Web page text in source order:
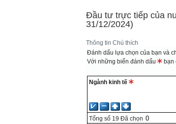
Đầu tư trực tiếp của
31/12/2024)
Thông tin Chú thích
Đánh dấu lựa chọn của bạn và
Với những biến đánh dấu
bạn
Ngành kinh tế
Tổng số 19 Đã chọn